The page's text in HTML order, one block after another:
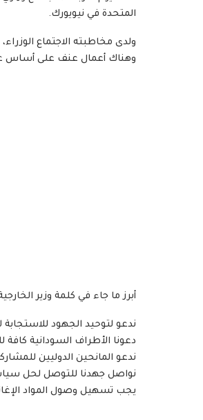
المتحدة في نيويورك.
ولدى مخاطبته الاجتماع
وهناك أعمال عنف على أساس
أبرز ما جاء في كلمة وزير
ندعو لتوحيد الجهود
دعونا الأطراف السودانية كافة
ندعو المانحين الدوليين
نواصل جهدنا للتوصل لحل
يجب تسهيل وصول المواد